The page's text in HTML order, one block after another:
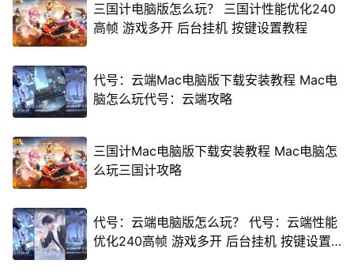
三国计电脑版怎么玩？ 三国计性能优化240
高帧 游戏多开 后台挂机 按键设置教程
代号：云端Mac电脑版下载安装教程 Mac电
脑怎么玩代号：云端攻略
三国计Mac电脑版下载安装教程 Mac电脑怎
么玩三国计攻略
代号：云端电脑版怎么玩？ 代号：云端性能
优化240高帧 游戏多开 后台挂机 按键设置